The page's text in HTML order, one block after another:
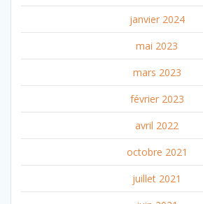
janvier 2024
mai 2023
mars 2023
février 2023
avril 2022
octobre 2021
juillet 2021